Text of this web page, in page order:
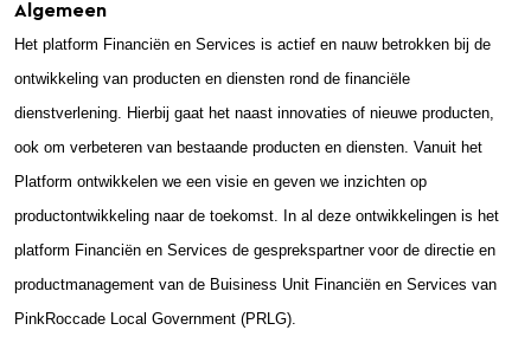
Algemeen
Het platform Financiën en Services is actief en nauw betrokken bij de
ontwikkeling van producten en diensten rond de financiële
dienstverlening. Hierbij gaat het naast innovaties of nieuwe producten,
ook om verbeteren van bestaande producten en diensten. Vanuit het
Platform ontwikkelen we een visie en geven we inzichten op
productontwikkeling naar de toekomst. In al deze ontwikkelingen is het
platform Financiën en Services de gesprekspartner voor de directie en
productmanagement van de Buisiness Unit Financiën en Services van
PinkRoccade Local Government (PRLG).